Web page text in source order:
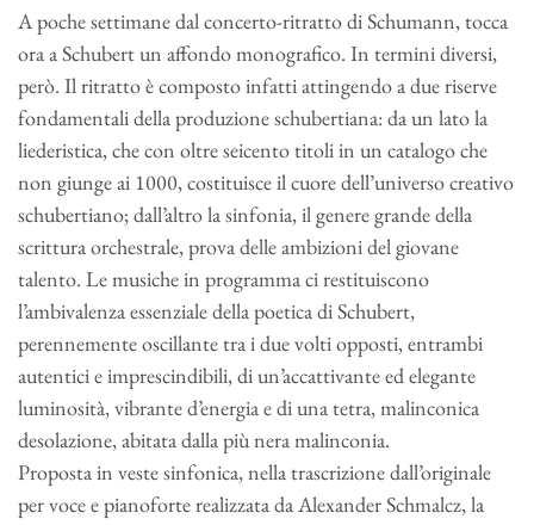
A poche settimane dal concerto-ritratto di Schumann, tocca
ora a Schubert un affondo monografico. In termini diversi,
però. Il ritratto è composto infatti attingendo a due riserve
fondamentali della produzione schubertiana: da un lato la
liederistica, che con oltre seicento titoli in un catalogo che
non giunge ai 1000, costituisce il cuore dell’universo creativo
schubertiano; dall’altro la sinfonia, il genere grande della
scrittura orchestrale, prova delle ambizioni del giovane
talento. Le musiche in programma ci restituiscono
l’ambivalenza essenziale della poetica di Schubert,
perennemente oscillante tra i due volti opposti, entrambi
autentici e imprescindibili, di un’accattivante ed elegante
luminosità, vibrante d’energia e di una tetra, malinconica
desolazione, abitata dalla più nera malinconia.
Proposta in veste sinfonica, nella trascrizione dall’originale
per voce e pianoforte realizzata da Alexander Schmalcz, la